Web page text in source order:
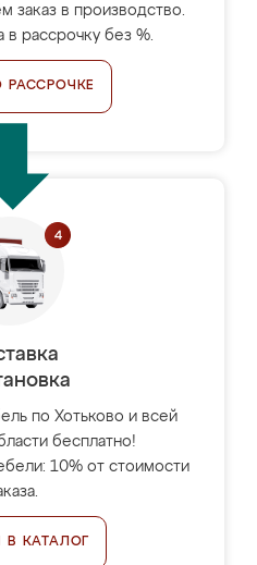
заказ в производство.
в рассрочку без %.
РАССРОЧКЕ
по Хотьково и всей
бесплатно!
10% от стоимости
В КАТАЛОГ